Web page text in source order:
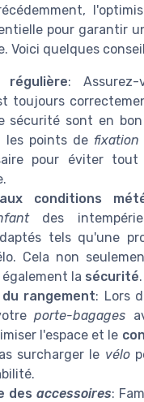
pour garantir
Voici quelques
régulière:
toujours
sécurité sont en
les points de fixation
pour éviter tout
conditions
des
tels qu'une
Cela non
également la sécurité.
rangement: Lors
porte-bagages
l'espace et le
surcharger le vélo
des accessoires: